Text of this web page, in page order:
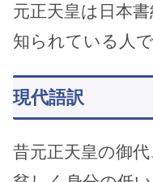
元正天皇は日本
知られている人で
現代語訳
昔元正天皇の御